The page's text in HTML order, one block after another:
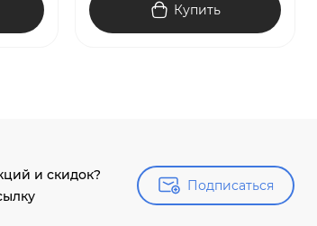
Купить
и скидок?
Подписаться
Подписаться